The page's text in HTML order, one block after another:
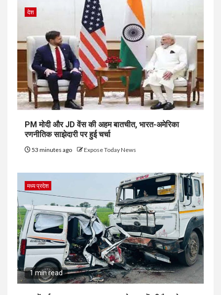
देश
PM मोदी और JD वेंस की अहम बातचीत, भारत-अमेरिका
रणनीतिक साझेदारी पर हुई चर्चा
53 minutes ago Expose Today News
मध्य प्रदेश
1 min read